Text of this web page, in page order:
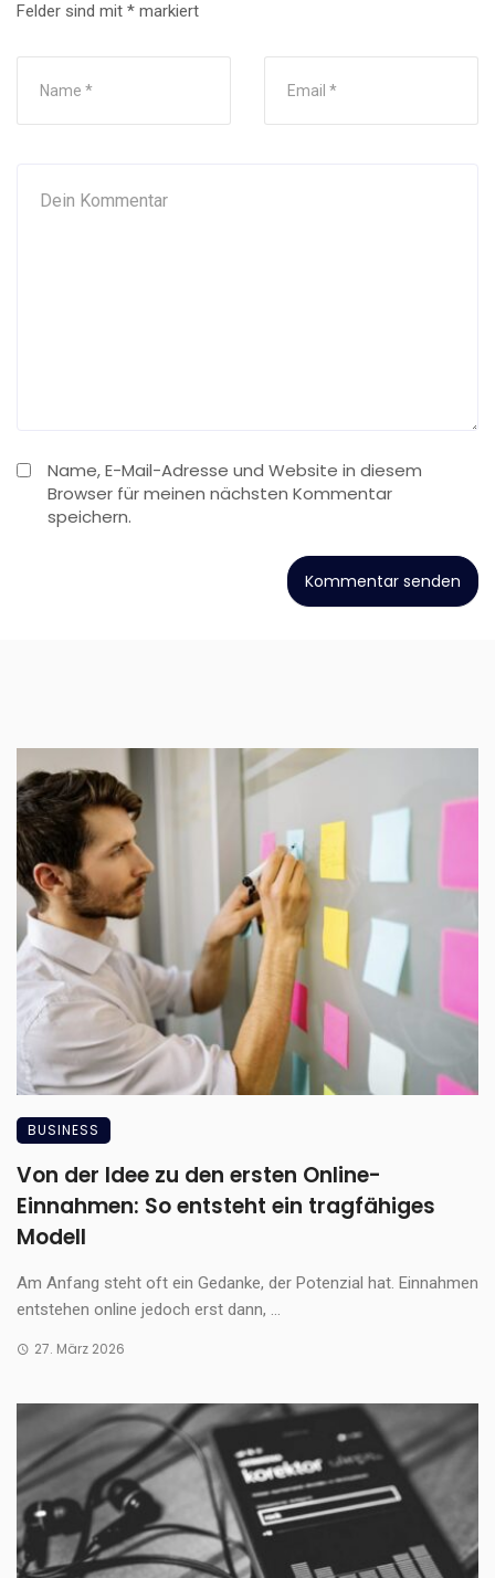
Felder sind mit * markiert
Name, E-Mail-Adresse und Website in diesem
Browser für meinen nächsten Kommentar
speichern.
BUSINESS
Von der Idee zu den ersten Online-
Einnahmen: So entsteht ein tragfähiges
Modell
Am Anfang steht oft ein Gedanke, der Potenzial hat. Einnahmen
entstehen online jedoch erst dann, ...
27. März 2026